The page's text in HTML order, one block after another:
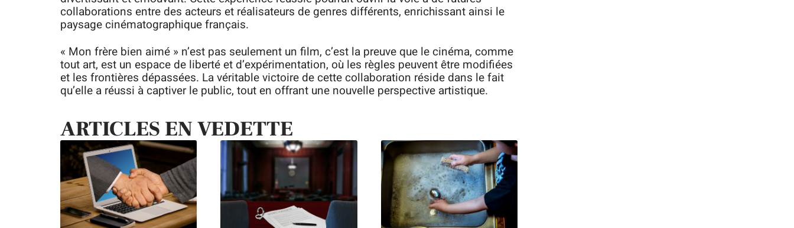
collaborations entre des acteurs et réalisateurs de genres différents, enrichissant ainsi le
paysage cinématographique français.
« Mon frère bien aimé » n’est pas seulement un film, c’est la preuve que le cinéma, comme
tout art, est un espace de liberté et d’expérimentation, où les règles peuvent être modifiées
et les frontières dépassées. La véritable victoire de cette collaboration réside dans le fait
qu’elle a réussi à captiver le public, tout en offrant une nouvelle perspective artistique.
ARTICLES EN VEDETTE